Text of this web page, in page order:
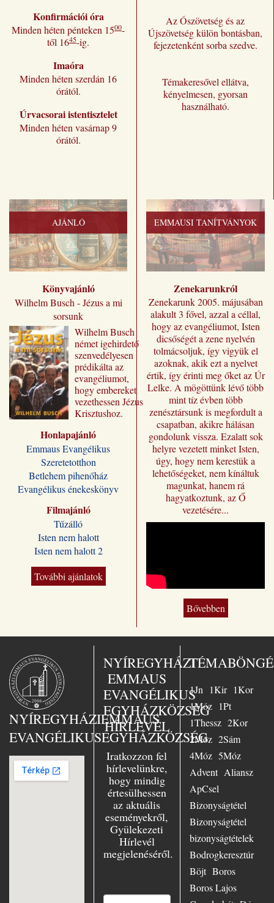
Konfirmációi óra
Minden héten pénteken 1500-
től 1645-ig.
Imaóra
Minden héten szerdán 16
órától.
Úrvacsorai istentisztelet
Minden héten vasárnap 9
órától.
Az Ószövetség és az
Újszövetség külön bontásban,
fejezetenként sorba szedve.
Témakeresővel ellátva,
kényelmesen, gyorsan
használható.
AJÁNLÓ
Könyvajánló
Wilhelm Busch - Jézus a mi
sorsunk
Wilhelm ​Busch
német igehirdető
szenvedélyesen
prédikálta az
evangéliumot,
hogy embereket
vezethessen Jézus
Krisztushoz.
„Jézus a mi
sorsunk” címmel
jutnak el a magyar
olvasóhoz, a
fordításban is
megőrizve eredeti
formájukat,
stílusukat.
Kívánjuk, hogy
Wilhelm Busch
előadássorozata
ilyen módon is
sokakat segítsen a
Jézus Krisztus
magyar kiadó
„Jézus a mi
sorsunk” – ezt
választotta Busch
lelkész az 1958-
ban Essenben
tartott nagy
evangélizáció fő
témájául. Nagy
örömmel szolgált
Essenben, mint
ifjúsági lelkész,
azonkívül az
evangélium
szenvedélyes
hirdetőjeként
minduntalan úton
volt. Számtalan
előadásban hívta
hallgatóit Jézushoz
Honlapajánló
Emmaus Evangélikus
Szeretetotthon
Betlehem pihenőház
Evangélikus énekeskönyv
Filmajánló
Tűzálló
Isten nem halott
Isten nem halott 2
További ajánlatok
EMMAUSI TANÍTVÁNYOK
Zenekarunkról
Zenekarunk 2005. májusában
alakult 3 fővel, azzal a céllal,
hogy az evangéliumot, Isten
dicsőségét a zene nyelvén
tolmácsoljuk, így vigyük el
azoknak, akik ezt a nyelvet
értik, így érinti meg őket az Úr
Lelke. A mögöttünk lévő több
mint tíz évben több
zenésztársunk is megfordult a
csapatban, akikre hálásan
gondolunk vissza. Ezalatt sok
helyre vezetett minket Isten,
úgy, hogy nem kerestük a
lehetőségeket, nem kínáltuk
magunkat, hanem rá
hagyatkoztunk, az Ő
vezetésére...
Bővebben
NYÍREGYHÁZIEMMAUS
EVANGÉLIKUSEGYHÁZKÖZSÉG
NYÍREGYHÁZI
EMMAUS
EVANGÉLIKUS
EGYHÁZKÖZSÉG
HÍRLEVÉL
Iratkozzon fel
hírlevelünkre,
hogy mindig
értesülhessen
az aktuális
eseményekről,
Gyülekezeti
Hírlevél
megjelenéséről.
1Jn 1Kir 1Kor
1Móz 1Pt
1Thessz 2Kor
2Móz 2Sám
4Móz 5Móz
Advent Aliansz
ApCsel
Bizonyságtétel
Bizonyságtétel
bizonyságtételek
Bodrogkeresztúr
Böjt Boros
Boros Lajos